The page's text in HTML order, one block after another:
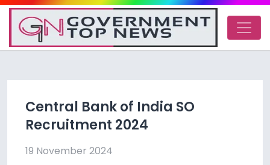
Central Bank of India SO
Recruitment 2024
19 November 2024